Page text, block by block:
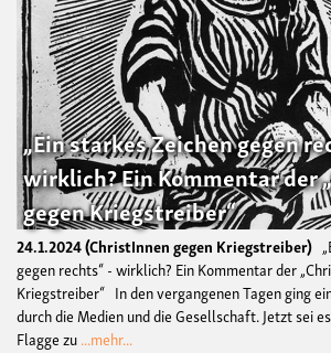
„Ein starkes Zeichen gegen
wirklich? Ein Kommentar der
gegen Kriegstreiber“
24.1.2024 ChristInnen gegen Kriegstreiber
gegen rechts“ - wirklich? Ein Kommentar der
Kriegstreiber“ In den vergangenen Tagen ging
durch die Medien und die Gesellschaft. Jetzt sei
Flagge zu...mehr...